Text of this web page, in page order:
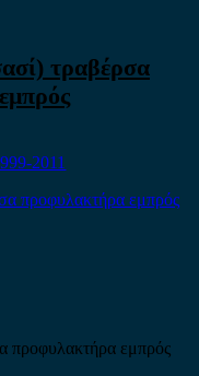
τραβέρσα
2011
προφυλακτήρα εμπρός